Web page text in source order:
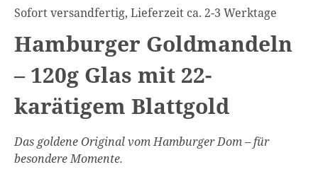
Glas
Sofort versandfertig, Lieferzeit ca. 2-3 Werktage
Hamburger Goldmandeln
– 120g Glas mit 22-
karätigem Blattgold
Das goldene Original vom Hamburger Dom – für
besondere Momente.